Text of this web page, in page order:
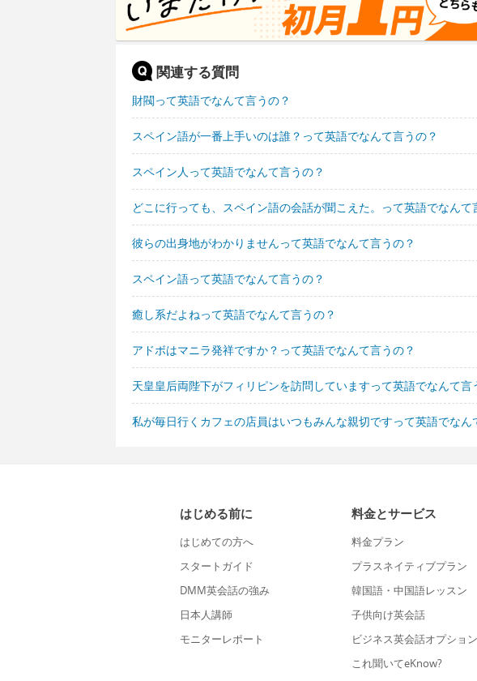
関連する質問
財閥って英語でなんて言うの？
スペイン語が一番上手いのは誰？って英語でなんて言うの？
スペイン人って英語でなんて言うの？
どこに行っても、スペイン語の会話が聞こえた。って英語でなんて
彼らの出身地がわかりませんって英語でなんて言うの？
スペイン語って英語でなんて言うの？
癒し系だよねって英語でなんて言うの？
アドボはマニラ発祥ですか？って英語でなんて言うの？
天皇皇后両陛下がフィリピンを訪問していますって英語でなんて言
私が毎日行くカフェの店員はいつもみんな親切ですって英語でなん
はじめる前に
はじめての方へ
スタートガイド
DMM英会話の強み
日本人講師
モニターレポート
料金とサービス
料金プラン
プラスネイティブプラン
韓国語・中国語レッスン
子供向け英会話
ビジネス英会話オプション
これ聞いてeKnow?